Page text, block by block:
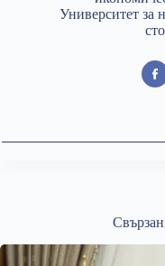
Университет за